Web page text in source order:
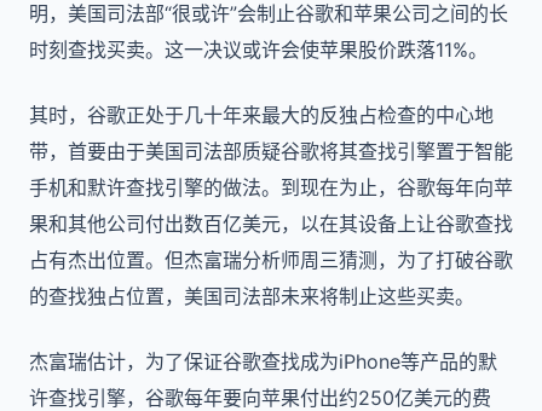
明，美国司法部“很或许”会制止谷歌和苹果公司之间的长
时刻查找买卖。这一决议或许会使苹果股价跌落11%。
其时，谷歌正处于几十年来最大的反独占检查的中心地
带，首要由于美国司法部质疑谷歌将其查找引擎置于智能
手机和默许查找引擎的做法。到现在为止，谷歌每年向苹
果和其他公司付出数百亿美元，以在其设备上让谷歌查找
占有杰出位置。但杰富瑞分析师周三猜测，为了打破谷歌
的查找独占位置，美国司法部未来将制止这些买卖。
杰富瑞估计，为了保证谷歌查找成为iPhone等产品的默
许查找引擎，谷歌每年要向苹果付出约250亿美元的费